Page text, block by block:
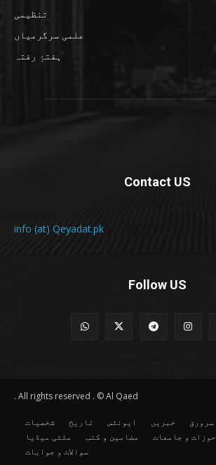
تنظیمی
علمی سرگرمیاں
ہفتۂِ رفتہ
Contact US
info (at) Qeyadat.pk
Follow US
All rights reserved . © Al Qaed .
سرورق خبریں ایونٹس تاریخ
شخصیات
حوزات و جامعات
مضامین و کتب
ملٹی میڈیا
سوالات و جوابات